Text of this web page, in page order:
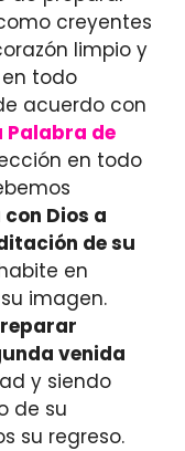
creyentes
limpio y
todo
acuerdo con
Palabra de
en todo
Dios a
de su
en
imagen.
venida
y siendo
de su
su regreso.